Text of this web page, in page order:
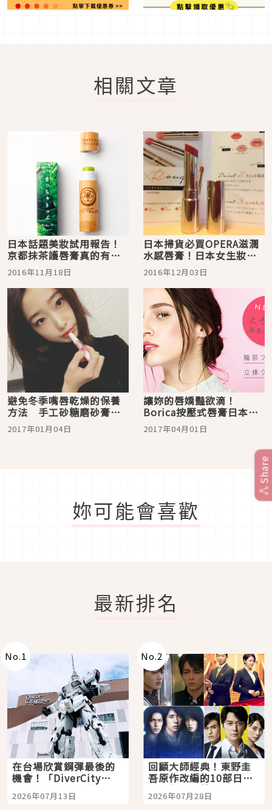
相關文章
日本話題美妝試用報告！
京都抹茶護唇膏真的有抹
茶香！
2016年11月18日
日本掃貨必買OPERA滋潤
水感唇膏！日本女生妝點
自然小性感的秘密
2016年12月03日
避免冬季嘴唇乾燥的保養
方法 手工砂糖磨砂膏及
平價護唇膏推薦
2017年01月04日
讓妳的唇嬌豔欲滴！
Borica按壓式唇膏日本全
新登場
2017年04月01日
妳可能會喜歡
最新排名
No.1
在台場欣賞鋼彈最後的
機會！「DiverCity
Tokyo Plaza」搭船、
購物、美食及夜景，一
2026年07月13日
No.2
回顧大師經典！東野圭
吾原作改編的10部日本
影視作品推薦
2026年07月28日
Share